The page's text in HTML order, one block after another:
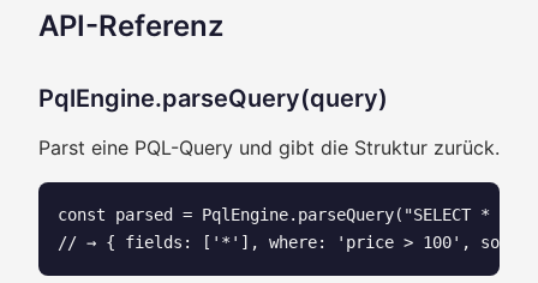
API-Referenz
PqlEngine.parseQuery(query)
Parst eine PQL-Query und gibt die Struktur zurück.
const parsed = PqlEngine.parseQuery("SELECT *